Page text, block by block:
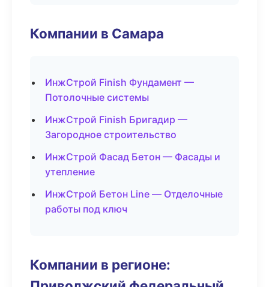
Компании в Самара
ИнжСтрой Finish Фундамент —
Потолочные системы
ИнжСтрой Finish Бригадир —
Загородное строительство
ИнжСтрой Фасад Бетон — Фасады и
утепление
ИнжСтрой Бетон Line — Отделочные
работы под ключ
Компании в регионе: